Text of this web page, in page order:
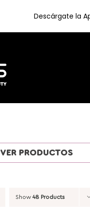
VER PRODUCTOS
Show 48 Products
Descárgate la